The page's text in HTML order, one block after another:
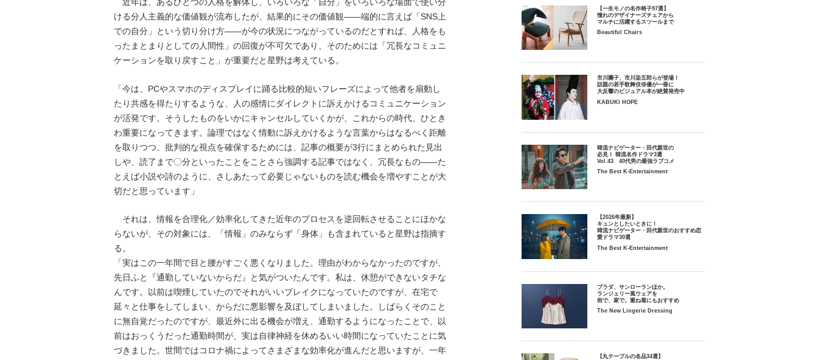
ける分人主義的な価値観が流布したが、結果的にその価値観――端的に言えば「SNS上
での自分」という切り分け方――が今の状況につながっているのだとすれば、人格をも
ったまとまりとしての人間性」の回復が不可欠であり、そのためには「冗長なコミュニ
ケーションを取り戻すこと」が重要だと星野は考えている。
「今は、PCやスマホのディスプレイに踊る比較的短いフレーズによって他者を扇動し
たり共感を得たりするような、人の感情にダイレクトに訴えかけるコミュニケーション
が活発です。そうしたものをいかにキャンセルしていくかが、これからの時代、ひとき
わ重要になってきます。論理ではなく情動に訴えかけるような言葉からはなるべく距離
を取りつつ、批判的な視点を確保するためには、記事の概要が3行にまとめられた見出
しや、読了まで〇分といったことをことさら強調する記事ではなく、冗長なもの――た
とえば小説や詩のように、さしあたって必要じゃないものを読む機会を増やすことが大
切だと思っています」
それは、情報を合理化／効率化してきた近年のプロセスを逆回転させることにほかな
らないが、その対象には、「情報」のみならず「身体」も含まれていると星野は指摘す
る。
「実はこの一年間で目と腰がすごく悪くなりました。理由がわからなかったのですが、
先日ふと『通勤していないからだ』と気がついたんです。私は、休憩ができないタチな
んです。以前は喫煙していたのでそれがいいブレイクになっていたのですが、在宅で
延々と仕事をしてしまい、からだに悪影響を及ぼしてしまいました。しばらくそのこと
に無自覚だったのですが、最近外に出る機会が増え、通勤するようになったことで、以
前はおっくうだった通勤時間が、実は自律神経を休めるいい時間になっていたことに気
づきました。世間ではコロナ禍によってさまざまな効率化が進んだと思いますが、一年
【一生モノの名作椅子97選】
憧れのデザイナーズチェアから
マルチに活躍するスツールまで
Beautiful Chairs
市川團子、市川染五郎らが登場！
話題の若手歌舞伎俳優が一冊に
大反響のビジュアル本が絶賛発売中
KABUKI HOPE
韓流ナビゲーター・田代親世の
必見！ 韓流名作ドラマ3選
Vol.43 40代男の最強ラブコメ
The Best K-Entertainment
【2026年最新】
キュンとしたいときに！
韓流ナビゲーター・田代親世のおすすめ恋
愛ドラマ30選
The Best K-Entertainment
プラダ、サンローランほか。
ランジェリー風ウェアを
街で、家で。重ね着にもおすすめ
The New Lingerie Dressing
【丸テーブルの名品34選】